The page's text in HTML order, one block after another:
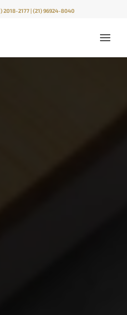
2018-2177 | (21) 96924-8040